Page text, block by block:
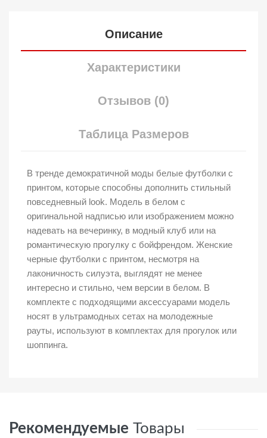
Описание
Характеристики
Отзывов (0)
Таблица Размеров
В тренде демократичной моды белые футболки с
принтом, которые способны дополнить стильный
повседневный look. Модель в белом с
оригинальной надписью или изображением можно
надевать на вечеринку, в модный клуб или на
романтическую прогулку с бойфрендом. Женские
черные футболки с принтом, несмотря на
лаконичность силуэта, выглядят не менее
интересно и стильно, чем версии в белом. В
комплекте с подходящими аксессуарами модель
носят в ультрамодных сетах на молодежные
рауты, используют в комплектах для прогулок или
шоппинга.
Рекомендуемые Товары